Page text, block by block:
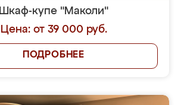
Шкаф-купе "Маколи"
Цена: от 39 000 руб.
ПОДРОБНЕЕ